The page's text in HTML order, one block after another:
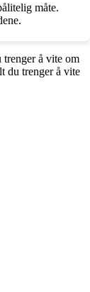
måte.
trenger å vite om
du trenger å vite